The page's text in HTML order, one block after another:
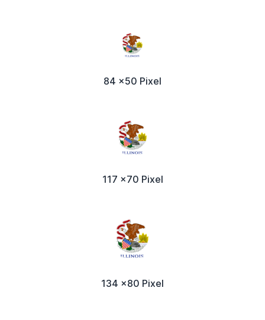
84 x50 Pixel
117 x70 Pixel
134 x80 Pixel